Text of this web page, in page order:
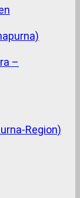
–
Region)